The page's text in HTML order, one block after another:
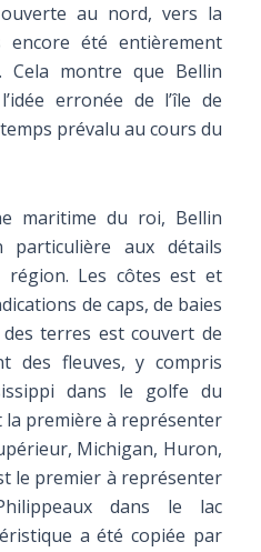
au nord, vers la
encore été entièrement
Cela montre que Bellin
erronée de l’île de
prévalu au cours du
maritime du roi, Bellin
particulière aux détails
région. Les côtes est et
de caps, de baies
terres est couvert de
des fleuves, y compris
dans le golfe du
la première à représenter
Michigan, Huron,
le premier à représenter
dans le lac
a été copiée par